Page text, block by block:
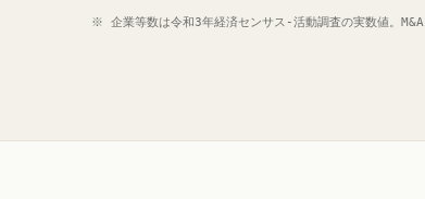
※ 企業等数は令和3年経済センサス‐活動調査の実数値。